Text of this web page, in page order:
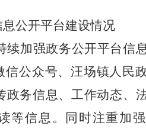
息公开平台建设情况
续加强政务公开平台信
信公众号、汪场镇人民
政务信息、工作动态、
等信息 。 同时注重加